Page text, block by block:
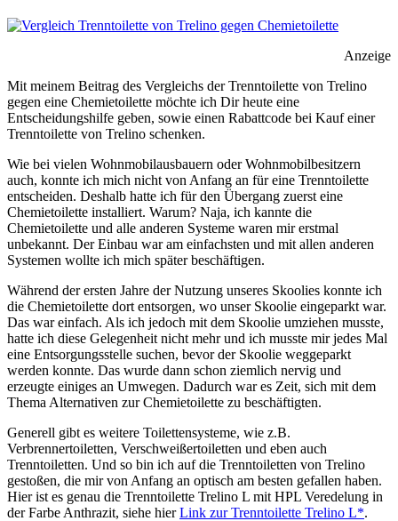
Anzeige
Mit meinem Beitrag des Vergleichs der Trenntoilette von Trelino
gegen eine Chemietoilette möchte ich Dir heute eine
Entscheidungshilfe geben, sowie einen Rabattcode bei Kauf einer
Trenntoilette von Trelino schenken.
Wie bei vielen Wohnmobilausbauern oder Wohnmobilbesitzern
auch, konnte ich mich nicht von Anfang an für eine Trenntoilette
entscheiden. Deshalb hatte ich für den Übergang zuerst eine
Chemietoilette installiert. Warum? Naja, ich kannte die
Chemietoilette und alle anderen Systeme waren mir erstmal
unbekannt. Der Einbau war am einfachsten und mit allen anderen
Systemen wollte ich mich später beschäftigen.
Während der ersten Jahre der Nutzung unseres Skoolies konnte ich
die Chemietoilette dort entsorgen, wo unser Skoolie eingeparkt war.
Das war einfach. Als ich jedoch mit dem Skoolie umziehen musste,
hatte ich diese Gelegenheit nicht mehr und ich musste mir jedes Mal
eine Entsorgungsstelle suchen, bevor der Skoolie weggeparkt
werden konnte. Das wurde dann schon ziemlich nervig und
erzeugte einiges an Umwegen. Dadurch war es Zeit, sich mit dem
Thema Alternativen zur Chemietoilette zu beschäftigten.
Generell gibt es weitere Toilettensysteme, wie z.B.
Verbrennertoiletten, Verschweißertoiletten und eben auch
Trenntoiletten. Und so bin ich auf die Trenntoiletten von Trelino
gestoßen, die mir von Anfang an optisch am besten gefallen haben.
Hier ist es genau die Trenntoilette Trelino L mit HPL Veredelung in
der Farbe Anthrazit, siehe hierLink zur Trenntoilette Trelino L*.